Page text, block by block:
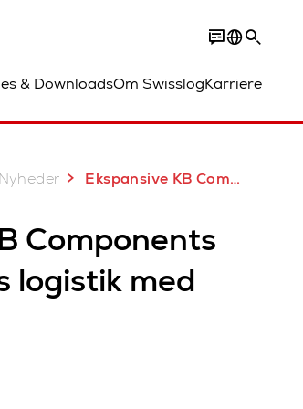
& DownloadsOm SwisslogKarriere
Nyheder Ekspansive KB Components udvikler deres logistik med Swisslog
Components
logistik med